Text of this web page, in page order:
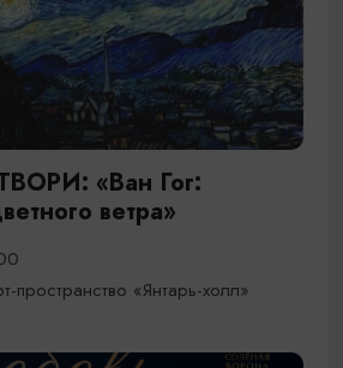
«Ван Гог:
ветра»
пространство «Янтарь-холл»